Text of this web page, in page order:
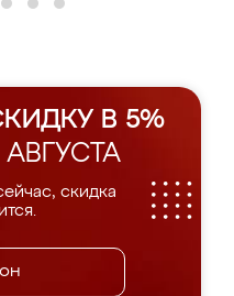
В 5%
скидка